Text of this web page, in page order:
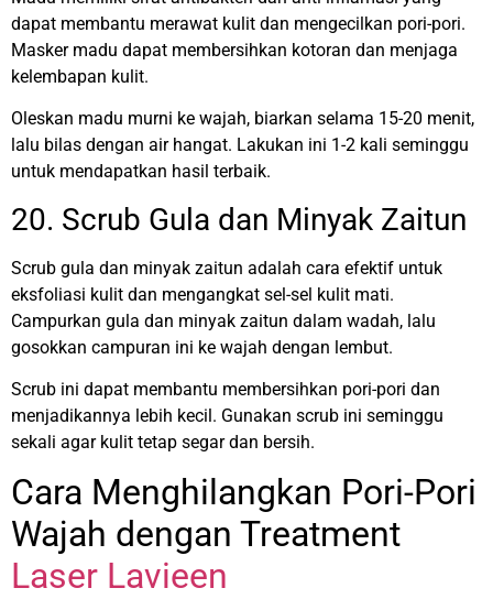
dapat membantu merawat kulit dan mengecilkan pori-pori.
Masker madu dapat membersihkan kotoran dan menjaga
kelembapan kulit.
Oleskan madu murni ke wajah, biarkan selama 15-20 menit,
lalu bilas dengan air hangat. Lakukan ini 1-2 kali seminggu
untuk mendapatkan hasil terbaik.
20. Scrub Gula dan Minyak Zaitun
Scrub gula dan minyak zaitun adalah cara efektif untuk
eksfoliasi kulit dan mengangkat sel-sel kulit mati.
Campurkan gula dan minyak zaitun dalam wadah, lalu
gosokkan campuran ini ke wajah dengan lembut.
Scrub ini dapat membantu membersihkan pori-pori dan
menjadikannya lebih kecil. Gunakan scrub ini seminggu
sekali agar kulit tetap segar dan bersih.
Cara Menghilangkan Pori-Pori
Wajah dengan Treatment
Laser Lavieen